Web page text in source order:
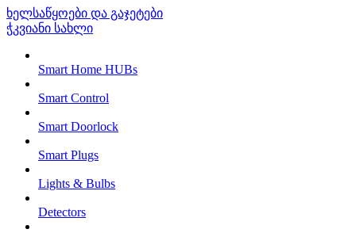
ხელსაწყოები და გაჯეტები
ჭკვიანი სახლი
Smart Home HUBs
Smart Control
Smart Doorlock
Smart Plugs
Lights & Bulbs
Detectors